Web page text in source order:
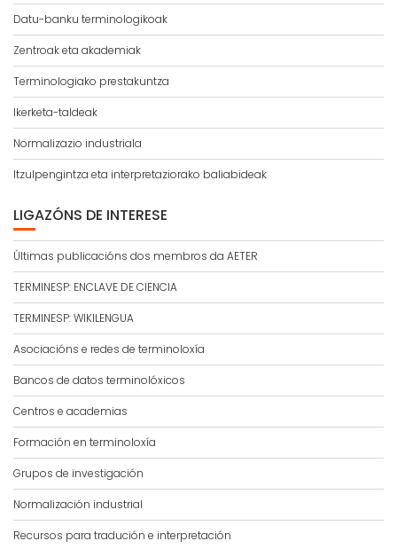
Datu-banku terminologikoak
Zentroak eta akademiak
Terminologiako prestakuntza
Ikerketa-taldeak
Normalizazio industriala
Itzulpengintza eta interpretaziorako baliabideak
LIGAZÓNS DE INTERESE
Últimas publicacións dos membros da AETER
TERMINESP: ENCLAVE DE CIENCIA
TERMINESP: WIKILENGUA
Asociacións e redes de terminoloxía
Bancos de datos terminolóxicos
Centros e academias
Formación en terminoloxía
Grupos de investigación
Normalización industrial
Recursos para tradución e interpretación